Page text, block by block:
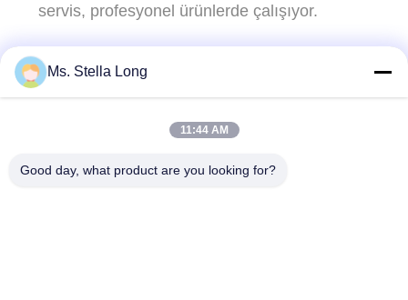
servis, profesyonel ürünlerde çalışıyor.
Ms. Stella Long
11:44 AM
Good day, what product are you looking for?